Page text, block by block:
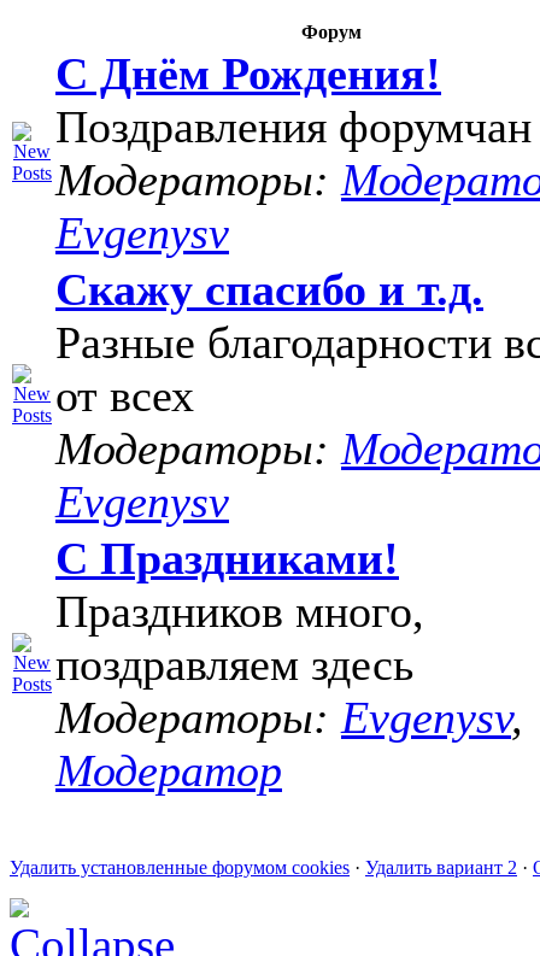
Форум
С Днём Рождения!
Поздравления форумчан
Модераторы:
Evgenysv
Скажу спасибо и т.д.
Разные благодарности
от всех
Модераторы:
Evgenysv
С Праздниками!
Праздников много,
поздравляем здесь
Модераторы: Evgenysv,
Модератор
Удалить установленные форумом cookies · Удалить вариант 2 ·